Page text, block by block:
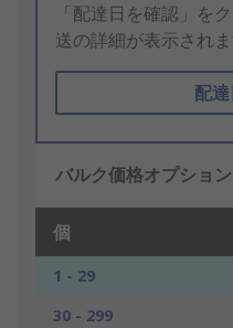
「配達日を確認」を
送の詳細が表示されま
配
バルク価格オプション
個
1 - 29
30 - 299